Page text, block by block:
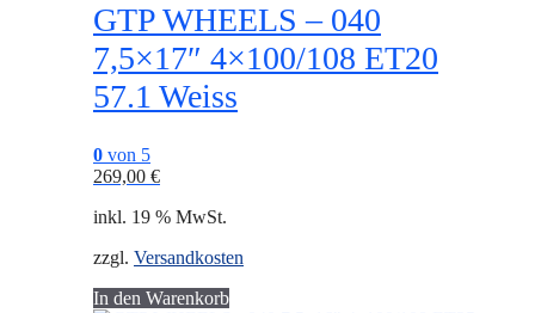
GTP WHEELS – 040
7,5×17″ 4×100/108 ET20
57.1 Weiss
0 von 5
269,00 €
inkl. 19 % MwSt.
zzgl. Versandkosten
In den Warenkorb